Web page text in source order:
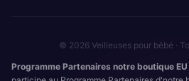
© 2026 Veilleuses pour bébé ·
Programme Partenaires notre boutique EU